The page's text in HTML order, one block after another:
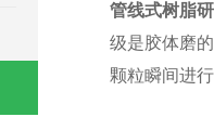
管线式树脂
级是胶体磨
颗粒瞬间进